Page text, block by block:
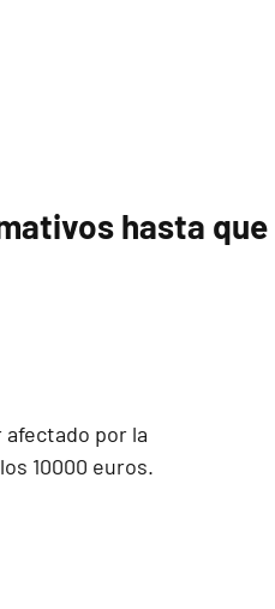
hasta que
por la
10000 euros.